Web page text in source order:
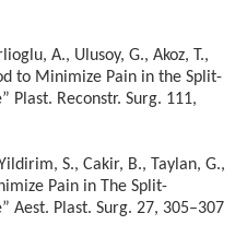
A., Ulusoy, G., Akoz, T.,
to Minimize Pain in the Split-
Plast. Reconstr. Surg. 111,
S., Cakir, B., Taylan, G.,
Pain in The Split-
Aest. Plast. Surg. 27, 305–307